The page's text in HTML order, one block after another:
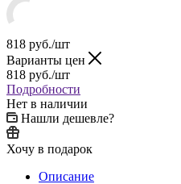
818 руб./шт
Варианты цен
818 руб./шт
Подробности
Нет в наличии
Нашли дешевле?
Хочу в подарок
Описание